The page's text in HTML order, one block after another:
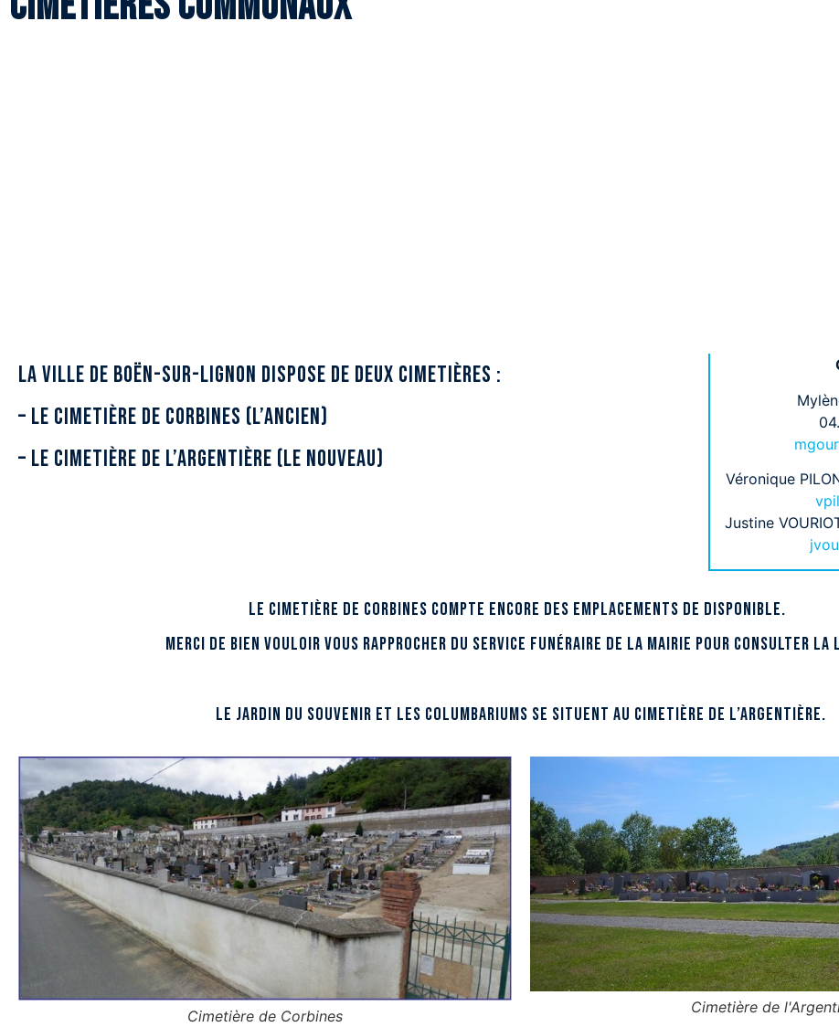
La ville de Boën-sur-Lignon dispose de deux cimetières :
– le cimetière de Corbines (l’ancien)
– le cimetière de l’Argentière (le nouveau)
Véronique
Justine
Le cimetière de Corbines compte encore des emplacements de disponible.
Merci de bien vouloir vous rapprocher du service funéraire de la Mairie pour consulter
Le jardin du souvenir et les columbariums se situent au cimetière de l’Argentière.
Cimetière de Corbines
Cimetière de